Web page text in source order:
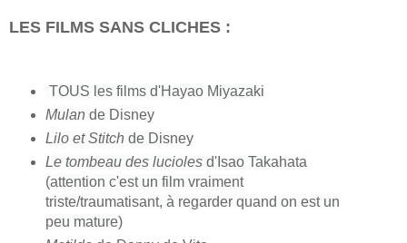
LES FILMS SANS CLICHES :
TOUS l es films d'Hayao Miyazaki
Mulan de Disney
Lilo et Stitch de Disney
Le tombeau des lucioles d'Isao Takahata
(attention c'est un film vraiment
triste/traumatisant, à regarder quand on est un
peu mature)